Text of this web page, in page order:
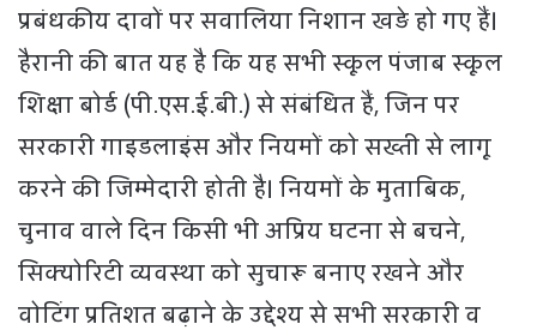
प्रबंधकीय दावों पर सवालिया निशान खड़े हो गए हैं।
हैरानी की बात यह है कि यह सभी स्कूल पंजाब स्कूल
शिक्षा बोर्ड (पी.एस.ई.बी.) से संबंधित हैं, जिन पर
सरकारी गाइडलाइंस और नियमों को सख्ती से लागू
करने की जिम्मेदारी होती है। नियमों के मुताबिक,
चुनाव वाले दिन किसी भी अप्रिय घटना से बचने,
सिक्योरिटी व्यवस्था को सुचारू बनाए रखने और
वोटिंग प्रतिशत बढ़ाने के उद्देश्य से सभी सरकारी व